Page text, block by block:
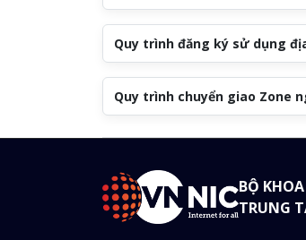
Quy trình đăng ký sử dụng
Quy trình chuyển giao Zone
BỘ
TRUNG